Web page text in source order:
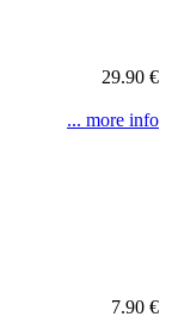
29.90 €
... more info
7.90 €